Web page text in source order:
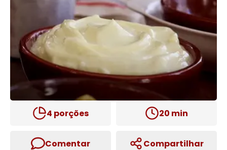
4 porções 20 min
Comentar Compartilhar